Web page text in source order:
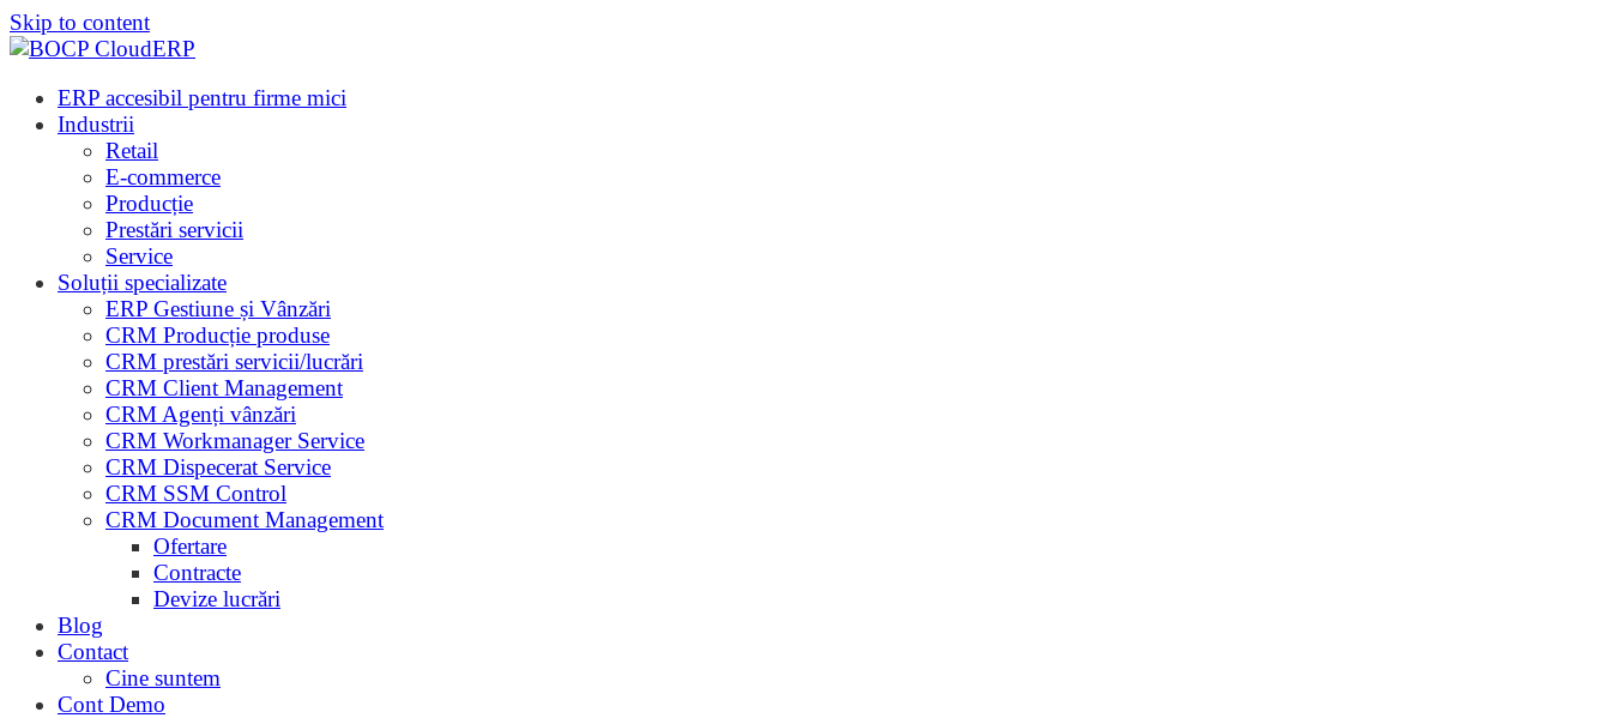
Skip to content
ERP accesibil pentru firme mici
Industrii
Retail
E-commerce
Producție
Prestări servicii
Service
Soluții specializate
ERP Gestiune și Vânzări
CRM Producție produse
CRM prestări servicii/lucrări
CRM Client Management
CRM Agenți vânzări
CRM Workmanager Service
CRM Dispecerat Service
CRM SSM Control
CRM Document Management
Ofertare
Contracte
Devize lucrări
Blog
Contact
Cine suntem
Cont Demo